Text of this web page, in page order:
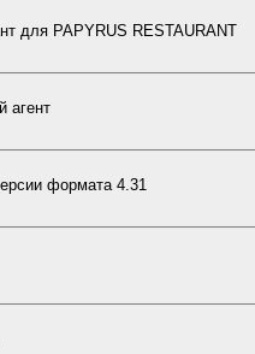
для PAPYRUS RESTAURANT
агент
формата 4.31